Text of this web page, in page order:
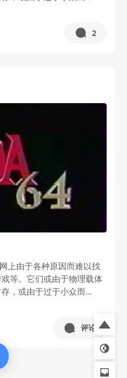
2
上由于各种原因而难以找
等。它们或由于物理载体
，或由于过于小众而...
评论